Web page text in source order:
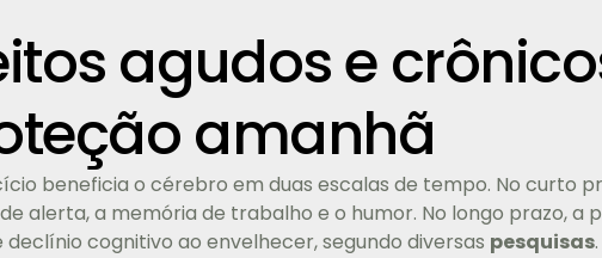
agudos e
amanhã
beneficia o cérebro em duas escalas de tempo. No curto
alerta, a memória de trabalho e o humor. No longo prazo,
declínio cognitivo ao envelhecer, segundo diversas pesquisas.